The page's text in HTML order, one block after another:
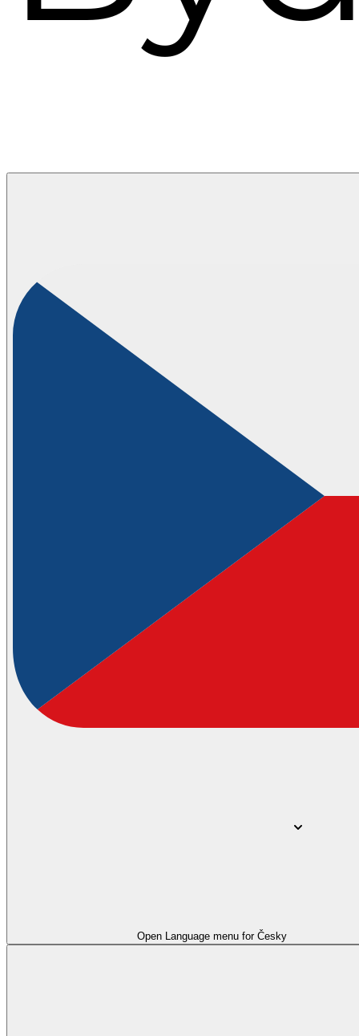
Open Language menu for Česky